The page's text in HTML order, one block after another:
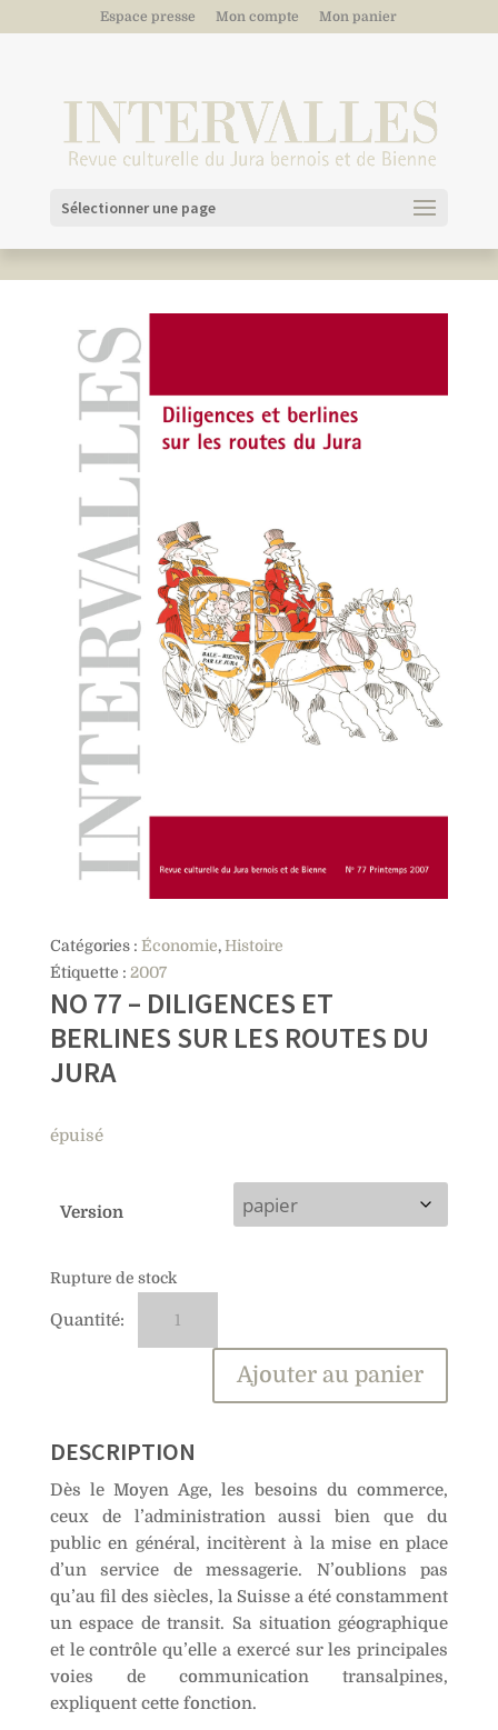
Espace presse Mon compte Mon panier
Sélectionner une page
Catégories : Économie,Histoire
Étiquette : 2007
NO 77 – DILIGENCES ET
BERLINES SUR LES ROUTES DU
JURA
épuisé
Version
Rupture de stock
et
berlines
sur
les
routes
du
Jura
Ajouter au panier
e
i
v
e
:
DESCRIPTION
Dès le Moyen Age, les besoins du commerce,
ceux de l’administration aussi bien que du
public en général, incitèrent à la mise en place
d’un service de messagerie. N’oublions pas
qu’au fil des siècles, la Suisse a été constamment
un espace de transit. Sa situation géographique
et le contrôle qu’elle a exercé sur les principales
voies de communication transalpines,
expliquent cette fonction.